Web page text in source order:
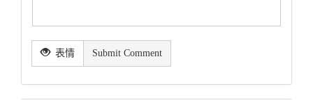
表情 Submit Comment